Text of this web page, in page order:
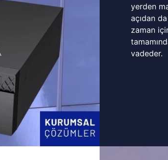
yerden
açıdan
zaman
vadeder.